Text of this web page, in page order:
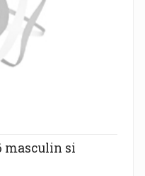
masculin si